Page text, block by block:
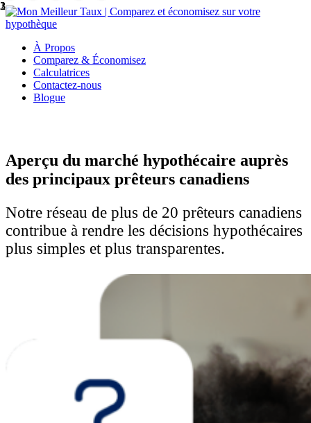
À Propos
Comparez & Économisez
Calculatrices
Contactez-nous
Blogue
Aperçu du marché hypothécaire auprès
des principaux prêteurs canadiens
Notre réseau de plus de 20 prêteurs canadiens
contribue à rendre les décisions hypothécaires
plus simples et plus transparentes.
1
2
3